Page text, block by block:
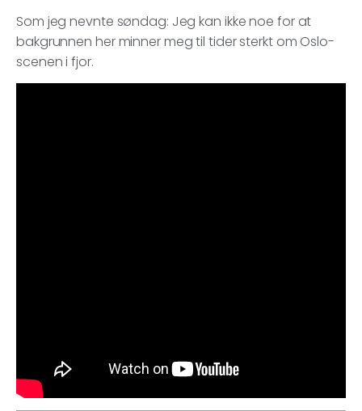
Som jeg nevnte søndag: Jeg kan ikke noe for at
bakgrunnen her minner meg til tider sterkt om Oslo-
scenen i fjor.